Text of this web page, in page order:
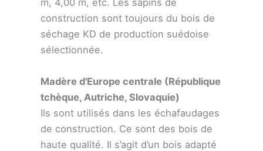
m, 4,00 m, etc. Les sapins de
construction sont toujours du bois de
séchage KD de production suédoise
sélectionnée.
Madère d'Europe centrale (République
tchèque, Autriche, Slovaquie)
Ils sont utilisés dans les échafaudages
de construction. Ce sont des bois de
haute qualité. Il s’agit d’un bois adapté